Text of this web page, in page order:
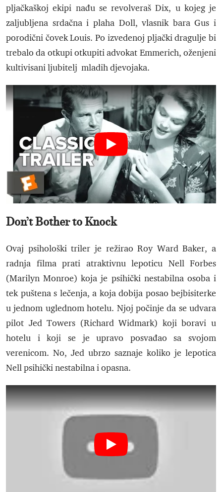
pljačkaškoj ekipi nađu se revolveraš Dix, u kojeg je
zaljubljena srdačna i plaha Doll, vlasnik bara Gus i
porodični čovek Louis. Po izvedenoj pljački dragulje bi
trebalo da otkupi otkupiti advokat Emmerich, oženjeni
kultivisani ljubitelj mladih djevojaka.
Don’t Bother to Knock
Ovaj psihološki triler je režirao Roy Ward Baker, a
radnja filma prati atraktivnu lepoticu Nell Forbes
(Marilyn Monroe) koja je psihički nestabilna osoba i
tek puštena s lečenja, a koja dobija posao bejbisiterke
u jednom uglednom hotelu. Njoj počinje da se udvara
pilot Jed Towers (Richard Widmark) koji boravi u
hotelu i koji se je upravo posvađao sa svojom
verenicom. No, Jed ubrzo saznaje koliko je lepotica
Nell psihički nestabilna i opasna.